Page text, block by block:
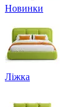
Новинки
Ліжка